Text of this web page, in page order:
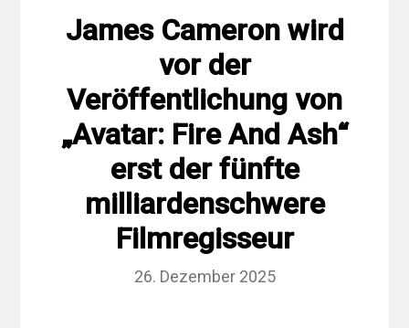
James Cameron wird
vor der
Veröffentlichung von
„Avatar: Fire And Ash“
erst der fünfte
milliardenschwere
Filmregisseur
26. Dezember 2025